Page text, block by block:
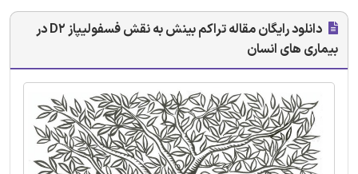
دانلود رایگان مقاله تراکم بینش به نقش فسفولیپاز D2 در
بیماری های انسان